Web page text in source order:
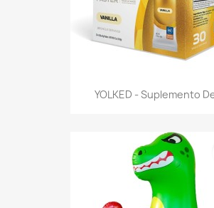
YOLKED - Suplemento